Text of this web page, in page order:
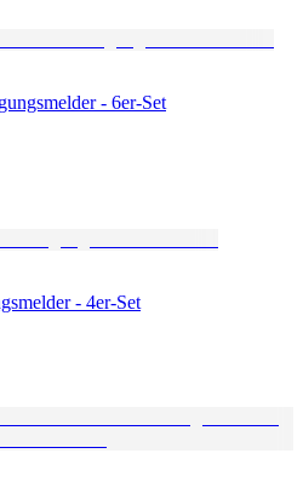
- 6er-Set
- 4er-Set